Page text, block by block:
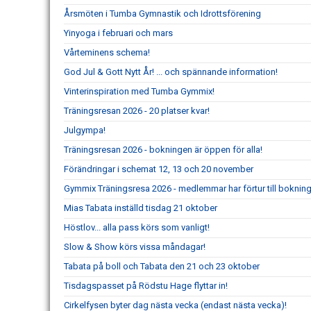
Årsmöten i Tumba Gymnastik och Idrottsförening
Yinyoga i februari och mars
Vårteminens schema!
God Jul & Gott Nytt År! ... och spännande information!
Vinterinspiration med Tumba Gymmix!
Träningsresan 2026 - 20 platser kvar!
Julgympa!
Träningsresan 2026 - bokningen är öppen för alla!
Förändringar i schemat 12, 13 och 20 november
Gymmix Träningsresa 2026 - medlemmar har förtur till
Mias Tabata inställd tisdag 21 oktober
Höstlov... alla pass körs som vanligt!
Slow & Show körs vissa måndagar!
Tabata på boll och Tabata den 21 och 23 oktober
Tisdagspasset på Rödstu Hage flyttar in!
Cirkelfysen byter dag nästa vecka (endast nästa vecka)!